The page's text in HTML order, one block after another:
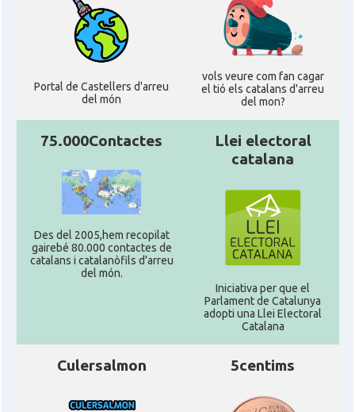
Portal de Castellers d'arreu
del món
vols veure com fan cagar
el tió els catalans d'arreu
del mon?
75.000Contactes
Des del 2005,hem recopilat
gairebé 80.000 contactes de
catalans i catalanòfils d'arreu
del món.
Llei electoral
catalana
Iniciativa per que el
Parlament de Catalunya
adopti una Llei Electoral
Catalana
Culersalmon 5centims